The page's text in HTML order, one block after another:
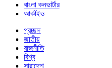
বাংলা কনভার্টার
আর্কাইভ
প্রচ্ছদ
জাতীয়
রাজনীতি
বিশ্ব
সারাদেশ